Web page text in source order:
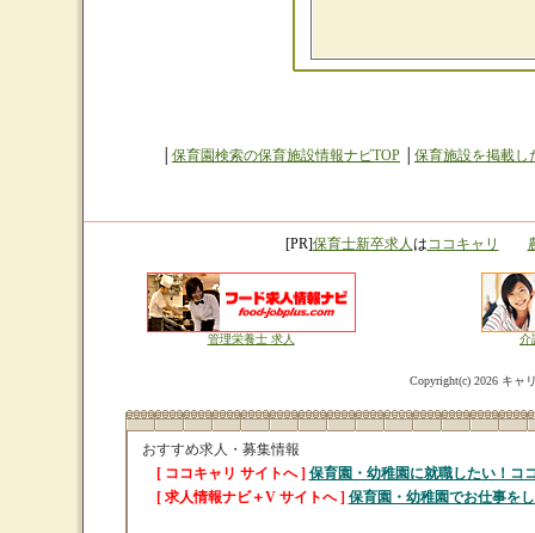
保育園検索の保育施設情報ナビTOP 保育施設を掲載し
[PR]保育士新卒求人はココキャリ
管理栄養士 求人 介
Copyright(c) 2026 キャ
おすすめ求人・募集情報
[ ココキャリ サイトへ ] 保育園・幼稚園に就職したい！コ
[ 求人情報ナビ＋V サイトへ ] 保育園・幼稚園でお仕事を